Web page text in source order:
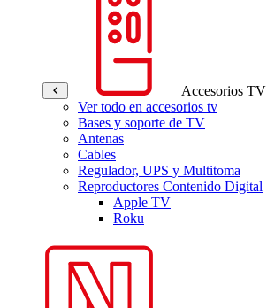
Accesorios TV
Ver todo en accesorios tv
Bases y soporte de TV
Antenas
Cables
Regulador, UPS y Multitoma
Reproductores Contenido Digital
Apple TV
Roku